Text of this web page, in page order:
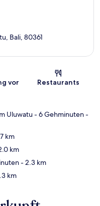
Bali, 80361
vor
Restaurants
Uluwatu- 6 Gehminuten-
km
km
- 2.3 km
km